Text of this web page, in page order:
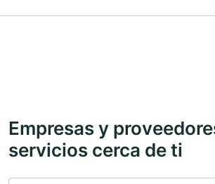
Empresas y
servicios cerca de ti